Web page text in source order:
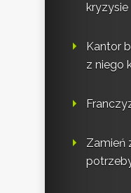
kryzysie
Kantor
z niego
Zamień